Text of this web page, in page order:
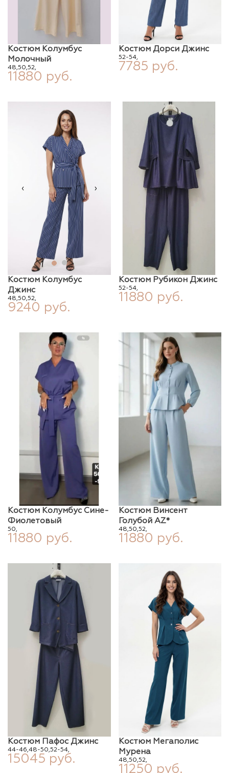
Костюм Колумбус
Молочный
48,50,52,
11880 руб.
Костюм Дорси Джинс
52-54,
7785 руб.
‹ ›
Костюм Колумбус
Джинс
48,50,52,
9240 руб.
Костюм Рубикон Джинс
52-54,
11880 руб.
Костюм Колумбус Сине-
Фиолетовый
50,
11880 руб.
Костюм Винсент
Голубой AZ*
48,50,52,
11880 руб.
Костюм Пафос Джинс
44-46,48-50,52-54,
15045 руб.
Костюм Мегаполис
Мурена
48,50,52,
11250 руб.